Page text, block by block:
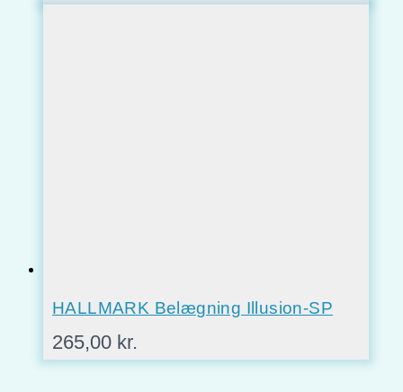
HALLMARK Belægning Illusion-SP
265,00 kr.